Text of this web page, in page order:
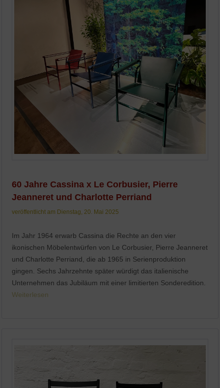
60 Jahre Cassina x Le Corbusier, Pierre
Jeanneret und Charlotte Perriand
veröffentlicht am Dienstag, 20. Mai 2025
Im Jahr 1964 erwarb Cassina die Rechte an den vier
ikonischen Möbelentwürfen von Le Corbusier, Pierre Jeanneret
und Charlotte Perriand, die ab 1965 in Serienproduktion
gingen. Sechs Jahrzehnte später würdigt das italienische
Unternehmen das Jubiläum mit einer limitierten Sonderedition.
Weiterlesen